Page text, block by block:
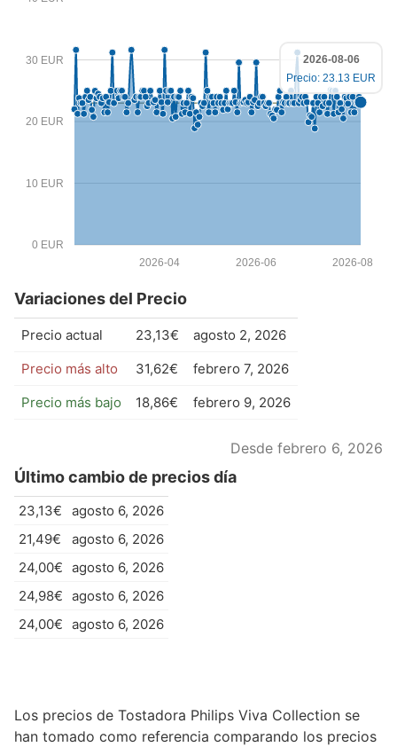
0 EUR
10 EUR
20 EUR
30 EUR
2026-08
2026-06
2026-04
2026-08-06
Precio: 23.13 EUR
Variaciones del Precio
Precio actual 23,13€
agosto 2, 2026
Precio más alto
31,62€
febrero 7, 2026
Precio más bajo
18,86€ febrero 9, 2026
Desde febrero 6, 2026
Último cambio de precios día
23,13€
agosto 6, 2026
21,49€
agosto 6, 2026
24,00€ agosto 6, 2026
24,98€ agosto 6, 2026
24,00€ agosto 6, 2026
Los precios de Tostadora Philips Viva Collection se
han tomado como referencia comparando los precios